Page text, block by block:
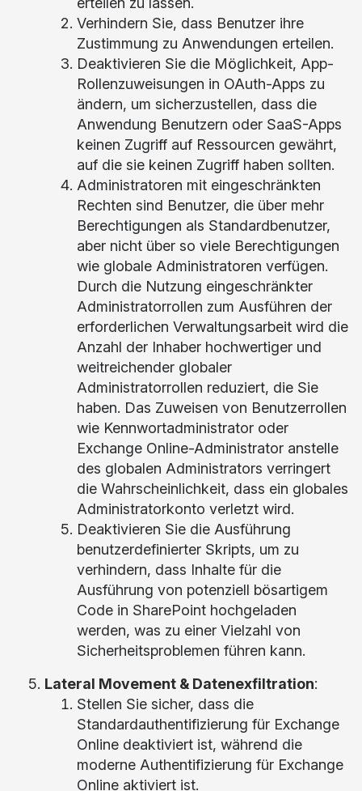
Verhindern Sie, dass Benutzer ihre
Zustimmung zu Anwendungen erteilen.
Deaktivieren Sie die Möglichkeit, App-
Rollenzuweisungen in OAuth-Apps zu
ändern, um sicherzustellen, dass die
Anwendung Benutzern oder SaaS-Apps
keinen Zugriff auf Ressourcen gewährt,
auf die sie keinen Zugriff haben sollten.
Administratoren mit eingeschränkten
Rechten sind Benutzer, die über mehr
Berechtigungen als Standardbenutzer,
aber nicht über so viele Berechtigungen
wie globale Administratoren verfügen.
Durch die Nutzung eingeschränkter
Administratorrollen zum Ausführen der
erforderlichen Verwaltungsarbeit wird die
Anzahl der Inhaber hochwertiger und
weitreichender globaler
Administratorrollen reduziert, die Sie
haben. Das Zuweisen von Benutzerrollen
wie Kennwortadministrator oder
Exchange Online-Administrator anstelle
des globalen Administrators verringert
die Wahrscheinlichkeit, dass ein globales
Administratorkonto verletzt wird.
Deaktivieren Sie die Ausführung
benutzerdefinierter Skripts, um zu
verhindern, dass Inhalte für die
Ausführung von potenziell bösartigem
Code in SharePoint hochgeladen
werden, was zu einer Vielzahl von
Sicherheitsproblemen führen kann.
Lateral Movement & Datenexfiltration:
Stellen Sie sicher, dass die
Standardauthentifizierung für Exchange
Online deaktiviert ist, während die
moderne Authentifizierung für Exchange
Online aktiviert ist.